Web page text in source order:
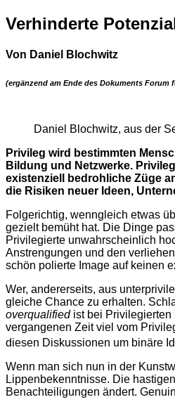
Verhinderte
Von Daniel Blochwitz
(ergänzend am Ende des Dokuments Forum
Daniel Blochwitz, aus der
Privileg wird bestimmten
Bildung und Netzwerke.
existenziell bedrohliche Züge
die Risiken neuer Ideen,
Folgerichtig, wenngleich etwas
gezielt bemüht hat. Die Dinge
Privilegierte unwahrscheinlich
Anstrengungen und den
schön polierte Image auf keinen
Wer, andererseits, aus
gleiche Chance zu erhalten.
overqualifiedist bei Privilegierten
vergangenen Zeit viel vom
diesen Diskussionen um binäre
Wenn man sich nun in der
Lippenbekenntnisse. Die
Benachteiligungen ändert.